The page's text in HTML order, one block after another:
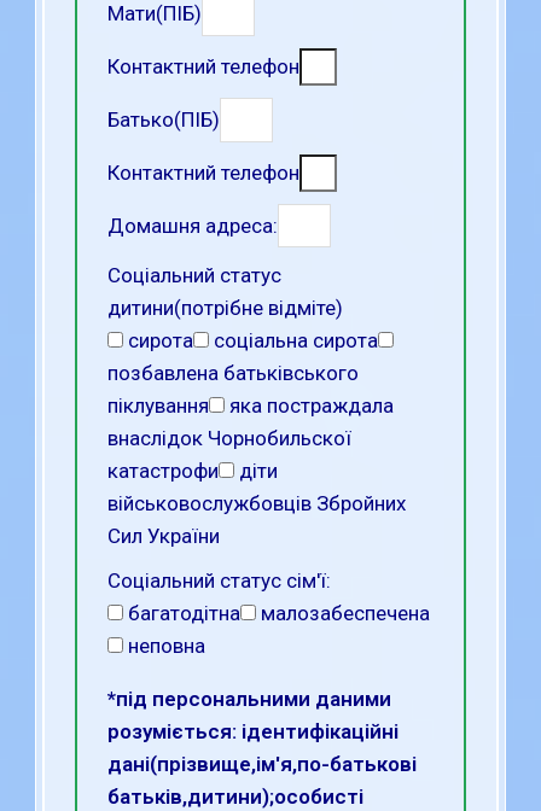
Мати(ПІБ)
Контактний телефон
Батько(ПІБ)
Контактний телефон
Домашня адреса:
Соціальний статус
дитини(потрібне відміте)
сирота
соціальна сирота
позбавлена батьківського
піклування
яка постраждала
внаслідок Чорнобильскої
катастрофи
діти
військовослужбовців Збройних
Сил України
Соціальний статус сім'ї:
багатодітна
малозабеспечена
неповна
*під персональними даними
розуміється: ідентифікаційні
дані(прізвище,ім'я,по-батькові
батьків,дитини);особисті